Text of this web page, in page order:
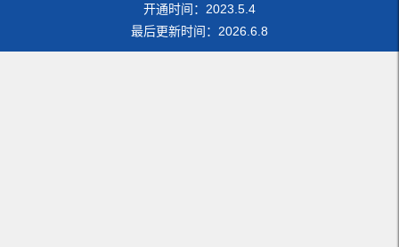
开通时间： 2023 5 4
最后更新时间： 2026 6 8